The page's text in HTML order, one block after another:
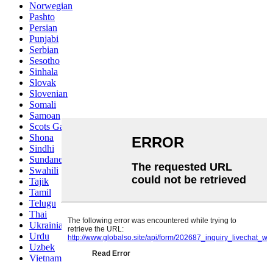
Norwegian
Pashto
Persian
Punjabi
Serbian
Sesotho
Sinhala
Slovak
Slovenian
Somali
Samoan
Scots Gaelic
Shona
Sindhi
Sundanese
Swahili
Tajik
Tamil
Telugu
Thai
Ukrainian
Urdu
Uzbek
Vietnamese